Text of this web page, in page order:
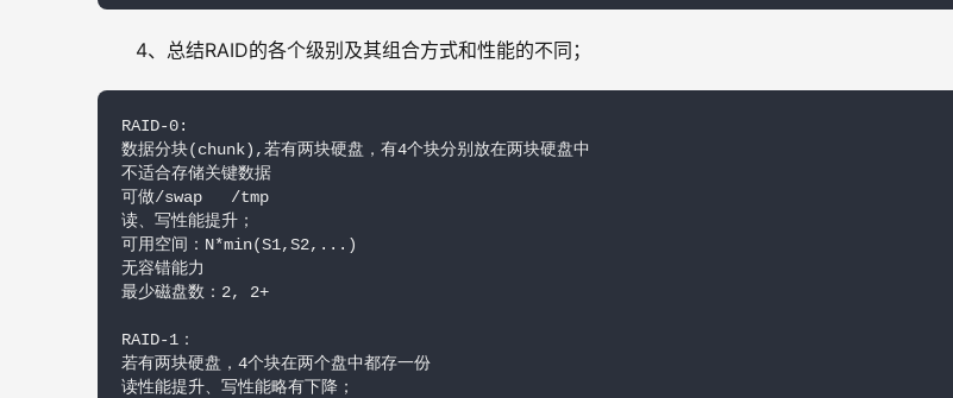
4、总结RAID的各个级别及其组合方式和性能的不同；
RAID-0:
数据分块(chunk),若有两块硬盘，有4个块分别放在两块硬盘中
不适合存储关键数据
可做/swap   /tmp
读、写性能提升；
可用空间：N*min(S1,S2,...)
无容错能力
最少磁盘数：2, 2+
RAID-1：
若有两块硬盘，4个块在两个盘中都存一份
读性能提升、写性能略有下降；